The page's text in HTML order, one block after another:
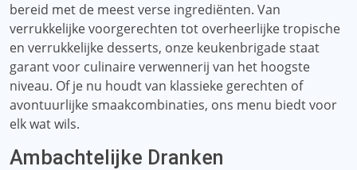
bereid met de meest verse ingrediënten. Van
verrukkelijke voorgerechten tot overheerlijke tropische
en verrukkelijke desserts, onze keukenbrigade staat
garant voor culinaire verwennerij van het hoogste
niveau. Of je nu houdt van klassieke gerechten of
avontuurlijke smaakcombinaties, ons menu biedt voor
elk wat wils.
Ambachtelijke Dranken